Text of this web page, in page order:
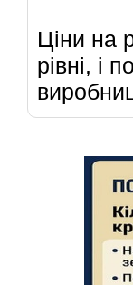
Ціни на
рівні, і